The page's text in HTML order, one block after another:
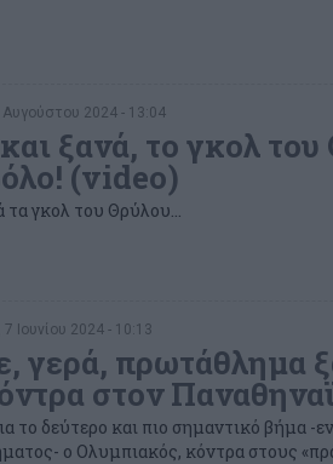
Αυγούστου 2024 - 13:04
ξανά, το γκολ
(video)
τα γκολ του Θρύλου...
Ιουνίου 2024 - 10:13
γερά, πρωτάθλημα
στον
το δεύτερο και πιο σημαντικό βήμα -
ο Ολυμπιακός, κόντρα στους